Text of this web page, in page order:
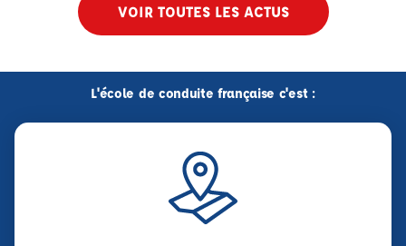
VOIR TOUTES LES ACTUS
L'école de conduite française c'est :